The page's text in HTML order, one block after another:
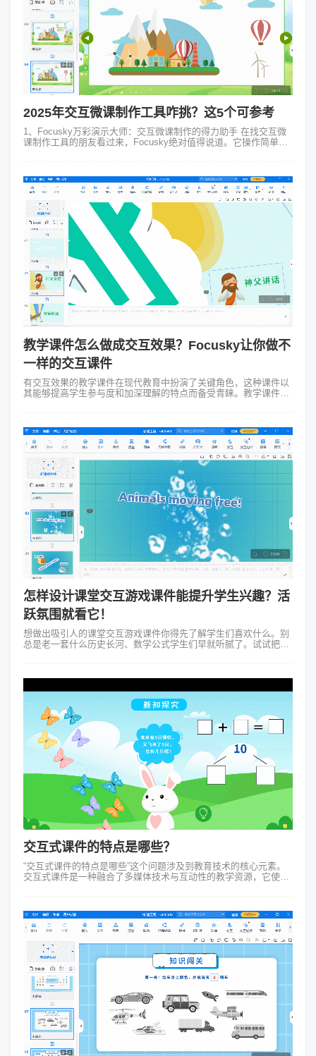
2025年交互微课制作工具咋挑？这5个可参考
1、Focusky万彩演示大师：交互微课制作的得力助手 在找交互微
课制作工具的朋友看过来，Focusky绝对值得说道。它操作简单易
教学课件怎么做成交互效果？Focusky让你做不
一样的交互课件
有交互效果的教学课件在现代教育中扮演了关键角色，这种课件以
其能够提高学生参与度和加深理解的特点而备受青睐。教学课件怎
怎样设计课堂交互游戏课件能提升学生兴趣？活
跃氛围就看它！
想做出吸引人的课堂交互游戏课件你得先了解学生们喜欢什么。别
总是老一套什么历史长河、数学公式学生们早就听腻了。试试把知
交互式课件的特点是哪些？
“交互式课件的特点是哪些”这个问题涉及到教育技术的核心元素。
交互式课件是一种融合了多媒体技术与互动性的教学资源，它使得